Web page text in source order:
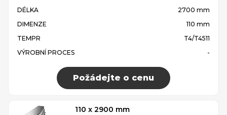
DÉLKA
2700 mm
DIMENZE
110 mm
TEMPR
T4/T4511
VÝROBNÍ PROCES
-
Požádejte o cenu
110 x 2900 mm